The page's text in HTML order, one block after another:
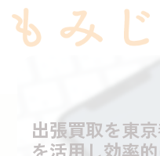
出張買取を東
を活用し効率